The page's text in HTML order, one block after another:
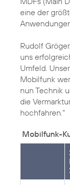
eine der
Rudolf
uns
Umfeld.
Mobilfunk
nun Technik
die
hochfahren."
Mobilfunk-